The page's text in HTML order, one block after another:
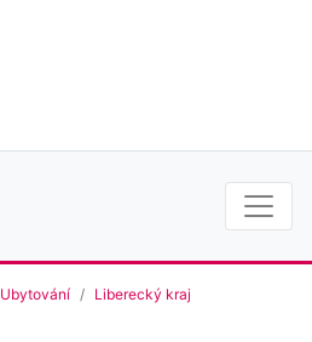
Ubytování
Liberecký kraj